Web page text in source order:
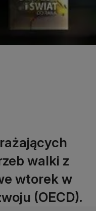
walki z
wtorek w
(OECD).